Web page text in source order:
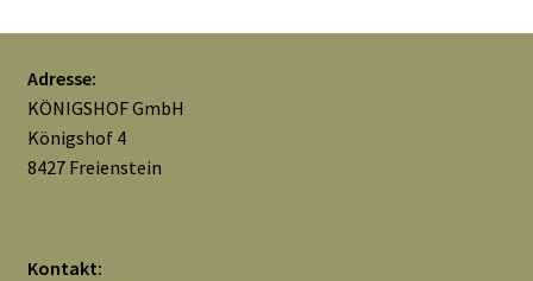
Adresse:
KÖNIGSHOF GmbH
Königshof 4
8427 Freienstein
Kontakt: